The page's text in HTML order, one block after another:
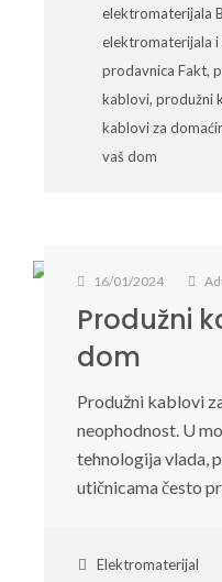
elektromaterijala
elektromaterijala
prodavnica Fakt,
kablovi, produžni
kablovi za
vaš dom
16/01/2024
Produžni
dom
Produžni kablovi
neophodnost. U
tehnologija vlada,
utičnicama često
Elektromaterijal